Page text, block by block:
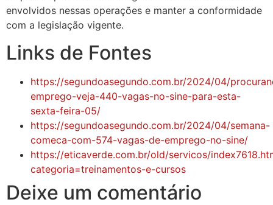
envolvidos nessas operações e manter a conformidade
com a legislação vigente.
Links de Fontes
https://segundoasegundo.com.br/2024/04/
emprego-veja-440-vagas-no-sine-para-esta-
sexta-feira-05/
https://segundoasegundo.com.br/2024/04/semana-
comeca-com-574-vagas-de-emprego-no-sine/
https://eticaverde.com.br/old/servicos/
categoria=treinamentos-e-cursos
Deixe um comentário